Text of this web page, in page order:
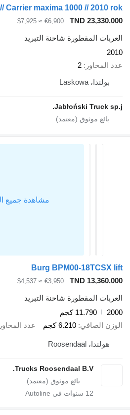
TND 23,330.000
€6,900
≈ $7,925
العربات المقطورة شاحنة التبريد
2010
عدد المحاور
2
بولندا، Laskowa
Jabłoński Truck sp.j.
Burg BPM00-18TCSX lift
TND 13,360.000
€3,950
≈ $4,537
العربات المقطورة شاحنة التبريد
2000
11.790 كجم
الوزن الصافي 6.210 كجم عدد المحاور
هولندا، Roosendaal
Trucks Roosendaal B.V.
12 سنوات في Autoline